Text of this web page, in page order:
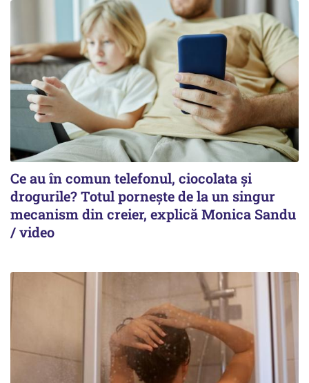
Ce au în comun telefonul, ciocolata și
drogurile? Totul pornește de la un singur
mecanism din creier, explică Monica Sandu
/ video